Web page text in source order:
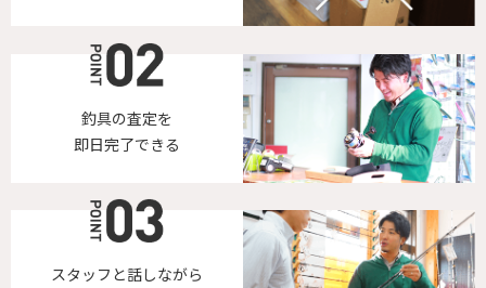
釣具の査定を
即日完了できる
スタッフと話しながら